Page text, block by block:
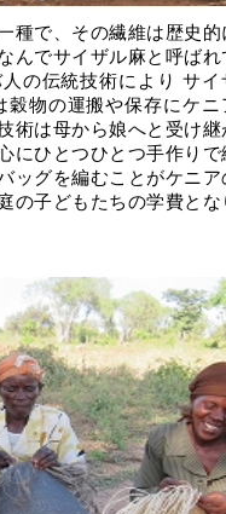
種で、その繊維は歴史
んでサイザル麻と呼ば
の伝統技術により サイ
物の運搬や保存にケニ
術は母から娘へと受け
にひとつひとつ手作り
ッグを編むことがケニ
の子どもたちの学費と